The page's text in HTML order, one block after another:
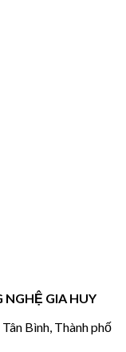
GIA HUY
Bình, Thành phố